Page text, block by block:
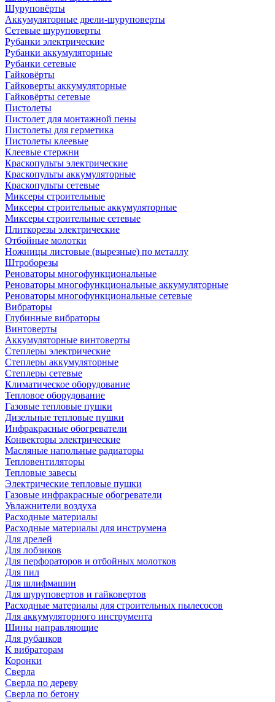
Шуруповёрты
Аккумуляторные дрели-шуруповерты
Сетевые шуруповерты
Рубанки электрические
Рубанки аккумуляторные
Рубанки сетевые
Гайковёрты
Гайковерты аккумуляторные
Гайковёрты сетевые
Пистолеты
Пистолет для монтажной пены
Пистолеты для герметика
Пистолеты клеевые
Клеевые стержни
Краскопульты электрические
Краскопульты аккумуляторные
Краскопульты сетевые
Миксеры строительные
Миксеры строительные аккумуляторные
Миксеры строительные сетевые
Плиткорезы электрические
Отбойные молотки
Ножницы листовые (вырезные) по металлу
Штроборезы
Реноваторы многофункциональные
Реноваторы многофункциональные аккумуляторные
Реноваторы многофункциональные сетевые
Вибраторы
Глубинные вибраторы
Винтоверты
Аккумуляторные винтоверты
Степлеры электрические
Степлеры аккумуляторные
Степлеры сетевые
Климатическое оборудование
Тепловое оборудование
Газовые тепловые пушки
Дизельные тепловые пушки
Инфракрасные обогреватели
Конвекторы электрические
Масляные напольные радиаторы
Тепловентиляторы
Тепловые завесы
Электрические тепловые пушки
Газовые инфракрасные обогреватели
Увлажнители воздуха
Расходные материалы
Расходные материалы для инструмена
Для дрелей
Для лобзиков
Для перфораторов и отбойных молотков
Для пил
Для шлифмашин
Для шуруповертов и гайковертов
Расходные материалы для строительных пылесосов
Для аккумуляторного инструмента
Шины направляющие
Для рубанков
К вибраторам
Коронки
Сверла
Сверла по дереву
Сверла по бетону